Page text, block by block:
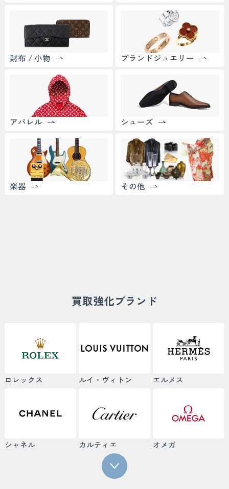
財布 / 小物 ブランドジュエリー
アパレル シューズ
楽器 その他
買取強化ブランド
ロレックス ルイ・ヴィトン エルメス
シャネル カルティエ オメガ